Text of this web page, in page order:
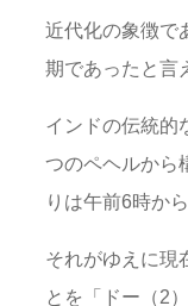
近代化の象徴で
期であったと言
インドの伝統的
つのペヘルから
りは午前6時か
それがゆえに現
とを「ドー（2